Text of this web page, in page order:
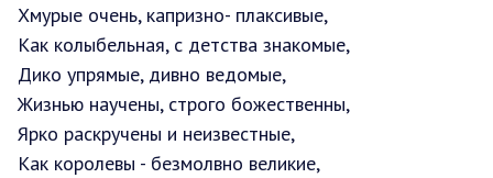
Хмурые очень, капризно- плаксивые,
Как колыбельная, с детства знакомые,
Дико упрямые, дивно ведомые,
Жизнью научены, строго божественны,
Ярко раскручены и неизвестные,
Как королевы - безмолвно великие,